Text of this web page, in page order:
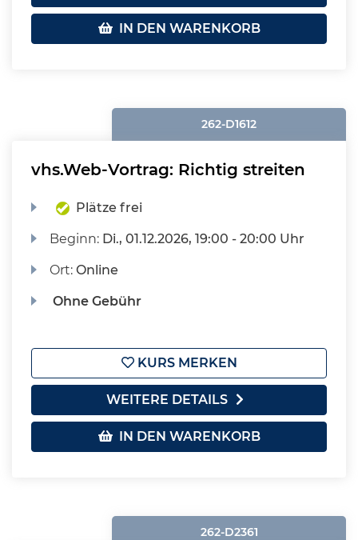
IN DEN WARENKORB
262-D1612
vhs.Web-Vortrag: Richtig streiten
Plätze frei
Beginn: Di., 01.12.2026, 19:00 - 20:00 Uhr
Ort:Online
Ohne Gebühr
KURS MERKEN
WEITERE DETAILS
IN DEN WARENKORB
262-D2361